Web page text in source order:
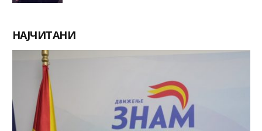
НАЈЧИТАНИ